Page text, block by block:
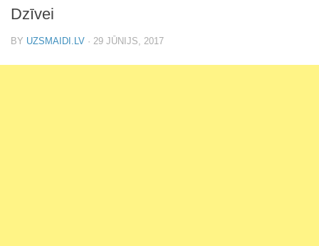
Dzīvei
BY UZSMAIDI.LV · 29 JŪNIJS, 2017